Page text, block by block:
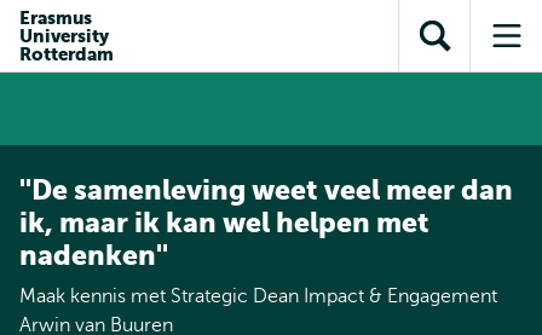
inhoud
Direct naar
subnavigatie
Erasmus
University
Rotterdam
Toon
zoekveld
''De samenleving weet veel meer dan
ik, maar ik kan wel helpen met
nadenken''
Maak kennis met Strategic Dean Impact & Engagement
Arwin van Buuren